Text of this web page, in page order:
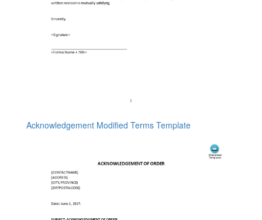
Acknowledgement Modified Terms Template